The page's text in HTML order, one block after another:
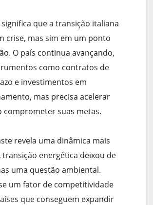
significa que a transição italiana
crise, mas sim em um ponto
O país continua avançando,
como contratos de
e investimentos em
mas precisa acelerar
comprometer suas metas.
revela uma dinâmica mais
transição energética deixou de
uma questão ambiental.
um fator de competitividade
que conseguem expandir